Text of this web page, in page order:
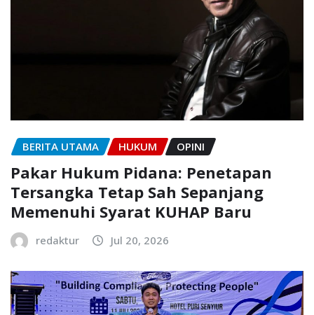
BERITA UTAMA HUKUM OPINI
Pakar Hukum Pidana: Penetapan
Tersangka Tetap Sah Sepanjang
Memenuhi Syarat KUHAP Baru
redaktur Jul 20, 2026